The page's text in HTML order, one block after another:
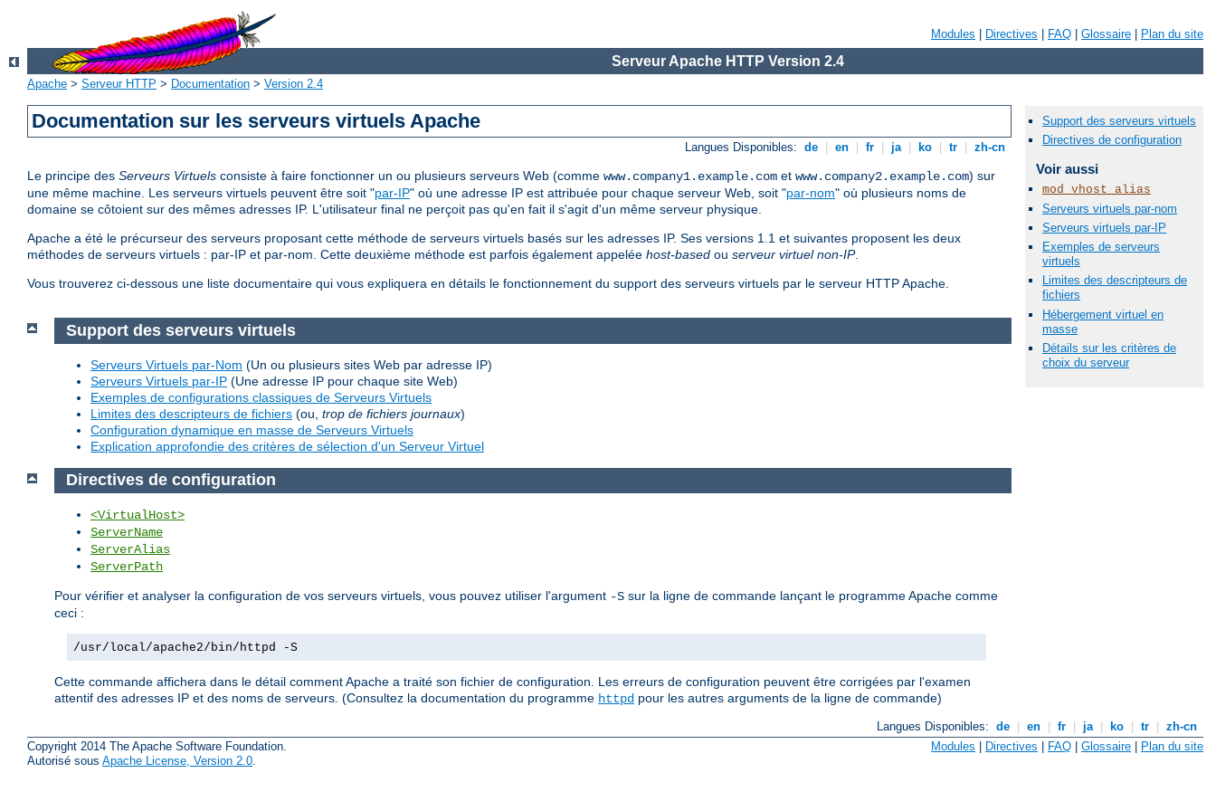
Modules Directives FAQ Glossaire Plan du site
Serveur Apache HTTP Version 2.4
Apache > Serveur HTTP > Documentation > Version 2.4
Documentation sur les serveurs virtuels Apache
Langues Disponibles: de en fr ja ko tr zh-cn
Le principe des Serveurs Virtuels consiste à faire fonctionner un ou plusieurs serveurs Web (comme www.company1.example.com et www.company2.example.com) sur
une même machine. Les serveurs virtuels peuvent être soit "par-IP" où une adresse IP est attribuée pour chaque serveur Web, soit "par-nom" où plusieurs noms de
domaine se côtoient sur des mêmes adresses IP. L'utilisateur final ne perçoit pas qu'en fait il s'agit d'un même serveur physique.
Apache a été le précurseur des serveurs proposant cette méthode de serveurs virtuels basés sur les adresses IP. Ses versions 1.1 et suivantes proposent les deux
méthodes de serveurs virtuels : par-IP et par-nom. Cette deuxième méthode est parfois également appelée host-based ou serveur virtuel non-IP.
Vous trouverez ci-dessous une liste documentaire qui vous expliquera en détails le fonctionnement du support des serveurs virtuels par le serveur HTTP Apache.
Support des serveurs virtuels
Directives de configuration
Voir aussi
mod_vhost_alias
Serveurs virtuels par-nom
Serveurs virtuels par-IP
Exemples de serveurs
virtuels
Limites des descripteurs de
fichiers
Hébergement virtuel en
masse
Détails sur les critères de
choix du serveur
Support des serveurs virtuels
Serveurs Virtuels par-Nom (Un ou plusieurs sites Web par adresse IP)
Serveurs Virtuels par-IP (Une adresse IP pour chaque site Web)
Exemples de configurations classiques de Serveurs Virtuels
Limites des descripteurs de fichiers (ou, trop de fichiers journaux)
Configuration dynamique en masse de Serveurs Virtuels
Explication approfondie des critères de sélection d'un Serveur Virtuel
Directives de configuration
<VirtualHost>
ServerName
ServerAlias
ServerPath
Pour vérifier et analyser la configuration de vos serveurs virtuels, vous pouvez utiliser l'argument -S sur la ligne de commande lançant le programme Apache comme
ceci :
/usr/local/apache2/bin/httpd -S
Cette commande affichera dans le détail comment Apache a traité son fichier de configuration. Les erreurs de configuration peuvent être corrigées par l'examen
attentif des adresses IP et des noms de serveurs. (Consultez la documentation du programme httpd pour les autres arguments de la ligne de commande)
Langues Disponibles: de en fr ja ko tr
zh-cn
Copyright 2014 The Apache Software Foundation.
Autorisé sous Apache License, Version 2.0.
Modules Directives FAQ Glossaire Plan du site